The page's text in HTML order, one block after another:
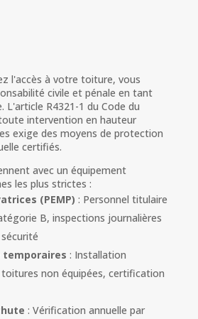
l'accès à votre toiture, vous
civile et pénale en tant
L'article R4321-1 du Code du
intervention en hauteur
exige des moyens de protection
certifiés.
avec un équipement
les plus strictes :
(PEMP) : Personnel titulaire
B, inspections journalières
temporaires : Installation
non équipées, certification
: Vérification annuelle par